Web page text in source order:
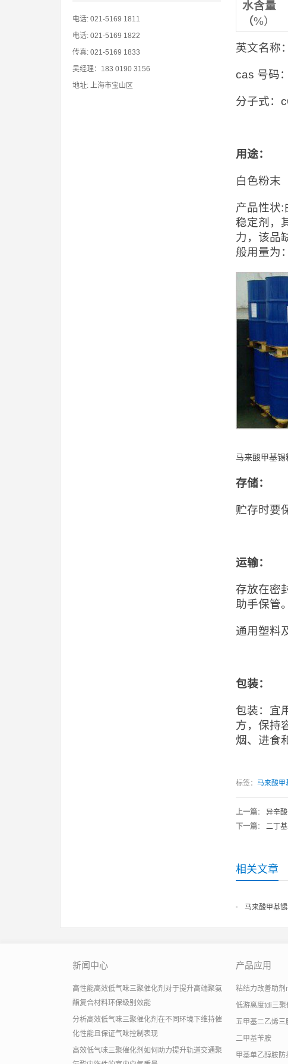
水含量
（%）
英文名称
cas 号码
分子式：
用途：
白色粉末
产品性状:
稳定剂，
力，该品
般用量为
马来酸甲基
存储：
贮存时要
运输：
存放在密
助手保管
通用塑料
包装：
包装：宜
方，保持
烟、进食
标签： 马来酸甲
上一篇： 异辛
下一篇： 二丁
相关文章
马来酸甲基
电话: 021-5169 1811
电话: 021-5169 1822
传真: 021-5169 1833
吴经理：183 0190 3156
地址: 上海市宝山区
新闻中心
高性能高效低气味三聚催化剂对于提升高端聚氨
酯复合材料环保级别效能
分析高效低气味三聚催化剂在不同环境下维持催
化性能且保证气味控制表现
高效低气味三聚催化剂如何助力提升轨道交通聚
产品应用
粘结力改善助
低游离度tdi三聚
五甲基二乙烯三
二甲基苄胺
甲基单乙醇胺防